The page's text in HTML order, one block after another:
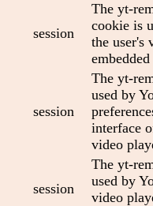
session
The yt-
cookie is
the user's
session
The yt-
used by
interface
video
session
The yt-
used by
video